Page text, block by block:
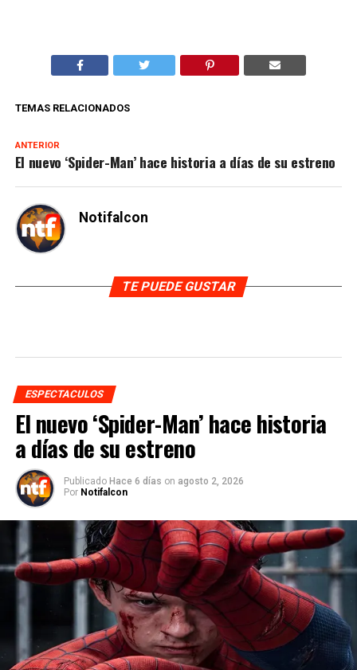
TEMAS RELACIONADOS
ANTERIOR
El nuevo ‘Spider-Man’ hace historia a días de su estreno
Notifalcon
TE PUEDE GUSTAR
ESPECTACULOS
El nuevo ‘Spider-Man’ hace historia
a días de su estreno
Publicado Hace 6 días on agosto 2, 2026
Por Notifalcon